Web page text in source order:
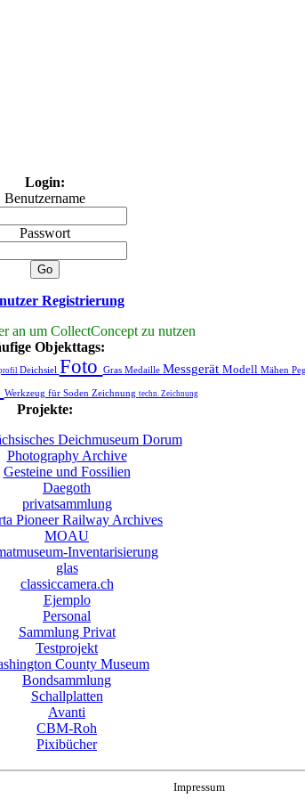
Login:
Benutzername
Passwort
Registrierung
an um CollectConcept zu nutzen
Objekttags:
Deichsiel Foto Gras Medaille Messgerät Modell Mähen
Werkzeug für Soden Zeichnung techn. Zeichnung
Projekte:
Deichmuseum Dorum
Photography Archive
Gesteine und Fossilien
Daegoth
privatsammlung
Pioneer Railway Archives
MOAU
Inventarisierung
glas
classiccamera.ch
Ejemplo
Personal
Sammlung Privat
Testprojekt
County Museum
Bondsammlung
Schallplatten
Avanti
CBM-Roh
Pixibücher
Impressum